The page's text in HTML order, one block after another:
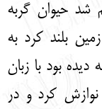
شد حیوان گربه
بلند کرد به
بود با زبان
کرد و در